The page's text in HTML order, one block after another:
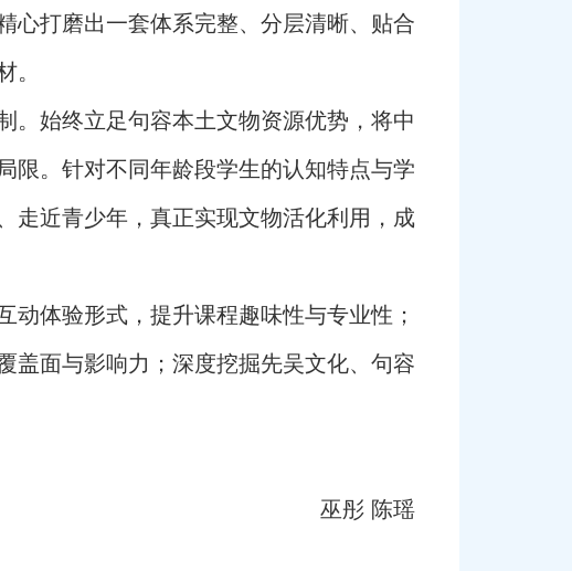
心打磨出一套体系完整、分层清晰、贴合
。
。始终立足句容本土文物资源优势，将中
限。针对不同年龄段学生的认知特点与学
走近青少年，真正实现文物活化利用，成
体验形式，提升课程趣味性与专业性；
盖面与影响力；深度挖掘先吴文化、句容
巫彤 陈瑶